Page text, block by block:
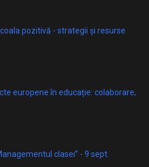
pozitivă - strategii și resurse
europene în educație: colaborare,
clasei” - 9 sept.